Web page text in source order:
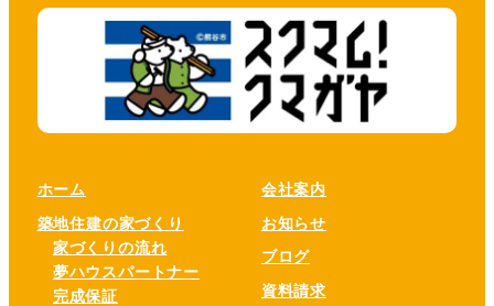
ホーム
築地住建の家づくり
家づくりの流れ
夢ハウスパートナー
完成保証
会社案内
お知らせ
ブログ
資料請求